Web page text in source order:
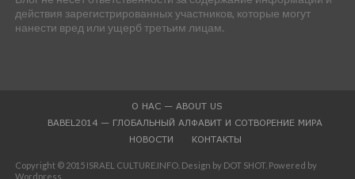
действия зарегистрированных участников, которые могут
нанести вред или ущерб третьим лицам.
О НАС — ABOUT US
BABEL2014 — ГЛОБАЛЬНЫЙ АЛФАВИТ И СОТВОРЕНИЕ МИРА
НОВОСТИ
КОНТАКТЫ
Copyright © 2015 ISRAEL CULTURE.INFO. Design by DOT SHOT. Powered by
Wordpress.